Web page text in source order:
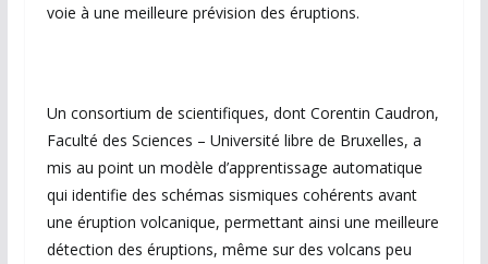
voie à une meilleure prévision des éruptions.
Un consortium de scientifiques, dont Corentin Caudron,
Faculté des Sciences – Université libre de Bruxelles, a
mis au point un modèle d’apprentissage automatique
qui identifie des schémas sismiques cohérents avant
une éruption volcanique, permettant ainsi une meilleure
détection des éruptions, même sur des volcans peu